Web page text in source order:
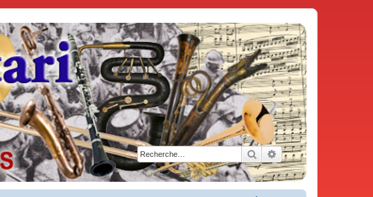
Rechercher
Recherche avancée